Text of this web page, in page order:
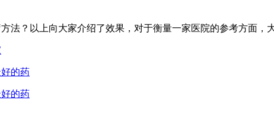
法？以上向大家介绍了效果，对于衡量一家医院的参考方面
的药
的药